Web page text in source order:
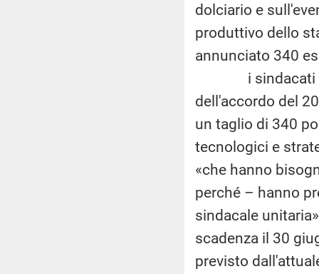
dolciario e
produttivo dello
annunciato 340
i sindacati
dell'accordo del
un taglio di 340
tecnologici e
«che hanno
perché – hanno
sindacale
scadenza il 30
previsto